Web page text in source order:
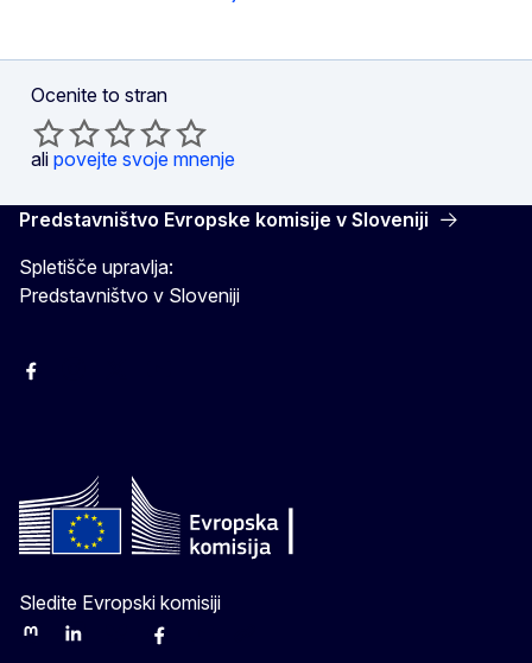
Ocenite to stran
ali povejte svoje mnenje
Predstavništvo Evropske komisije v Sloveniji
Spletišče upravlja:
Predstavništvo v Sloveniji
Facebook
Sledite Evropski komisiji
MastodonLinkedInBlueskyFacebook